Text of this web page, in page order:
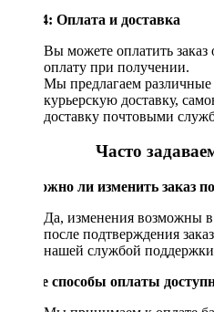
Шаг 4: Оплата и доставка
Вы можете оплатить
оплату при получении.
Мы предлагаем
курьерскую доставку,
доставку почтовыми
Часто
Возможно ли изменить заказ
Да, изменения возможны
после подтверждения
нашей службой
Какие способы оплаты